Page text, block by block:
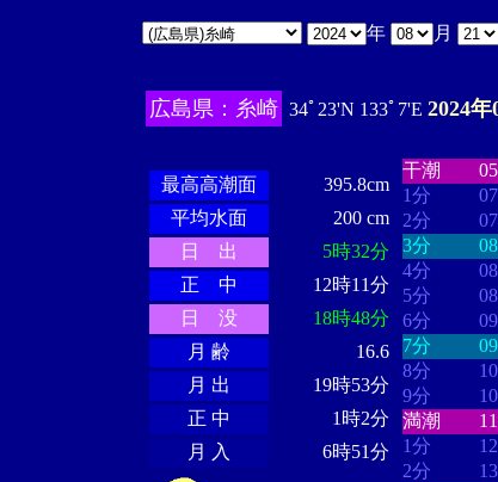
年 月
広島県：糸崎 34ﾟ23'N 133ﾟ7'E 2024
最高高潮面
395.8cm
平均水面
200 cm
日 出
5時32分
正 中
12時11分
日 没
18時48分
月 齢
16.6
月 出
19時53分
正 中
1時2分
月 入
6時51分
干潮
1分
2分
3分
4分
5分
6分
7分
8分
9分
満潮
1分
2分